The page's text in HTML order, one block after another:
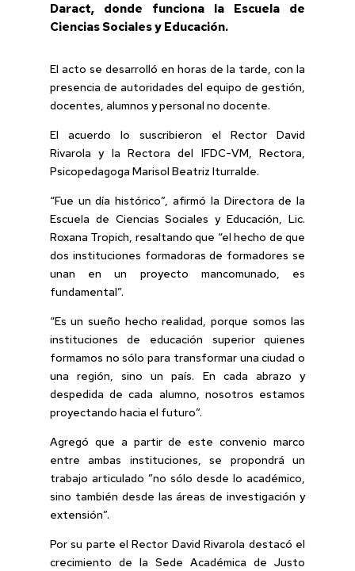
Daract, donde funciona la Escuela de
Ciencias Sociales y Educación.
El acto se desarrolló en horas de la tarde, con la
presencia de autoridades del equipo de gestión,
docentes, alumnos y personal no docente.
El acuerdo lo suscribieron el Rector David
Rivarola y la Rectora del IFDC-VM, Rectora,
Psicopedagoga Marisol Beatriz Iturralde.
“Fue un día histórico”, afirmó la Directora de la
Escuela de Ciencias Sociales y Educación, Lic.
Roxana Tropich, resaltando que “el hecho de que
dos instituciones formadoras de formadores se
unan en un proyecto mancomunado, es
fundamental”.
“Es un sueño hecho realidad, porque somos las
instituciones de educación superior quienes
formamos no sólo para transformar una ciudad o
una región, sino un país. En cada abrazo y
despedida de cada alumno, nosotros estamos
proyectando hacia el futuro”.
Agregó que a partir de este convenio marco
entre ambas instituciones, se propondrá un
trabajo articulado ”no sólo desde lo académico,
sino también desde las áreas de investigación y
extensión”.
Por su parte el Rector David Rivarola destacó el
crecimiento de la Sede Académica de Justo